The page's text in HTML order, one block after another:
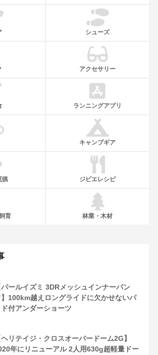
シューズ
アクセサリー
ランニングアプリ
キャンプギア
猟 ジビエレシピ
育 林業・木材
パールイズミ 3DRメッシュインナーパン
】100km越えロングライドに欠かせないパ
ド付アンダーショーツ
ヘリテイジ・クロスオーバードーム2G】
年にリニューアル 2人用630g超軽量ドー